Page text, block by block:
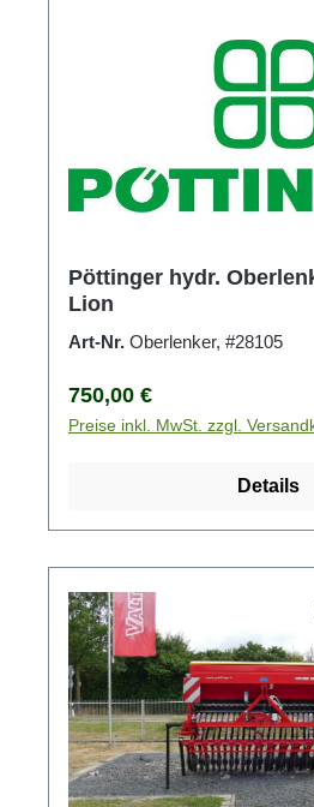
Pöttinger hydr.
Lion
Art-Nr. Oberlenker, #28105
Regulärer Preis:
750,00 €
Preise inkl. MwSt. zzgl.
Details